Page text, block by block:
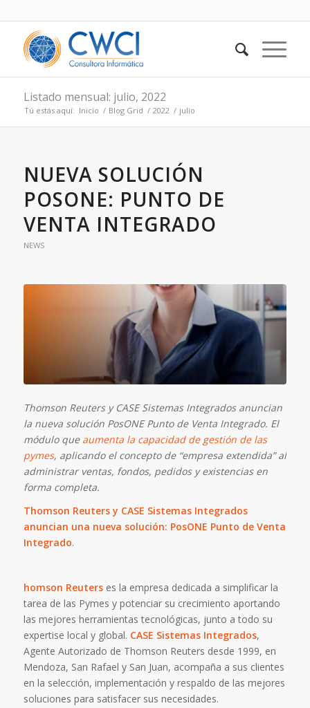
Listado mensual: julio, 2022
Tú estás aquí: Inicio / Blog Grid / 2022 / julio
NUEVA SOLUCIÓN
POSONE: PUNTO DE
VENTA INTEGRADO
NEWS
Thomson Reuters y CASE Sistemas Integrados anuncian
la nueva solución PosONE Punto de Venta Integrado. El
módulo que aumenta la capacidad de gestión de las
pymes, aplicando el concepto de “empresa extendida” al
administrar ventas, fondos, pedidos y existencias en
forma completa.
Thomson Reuters y CASE Sistemas Integrados
anuncian una nueva solución: PosONE Punto de Venta
Integrado.
homson Reuters es la empresa dedicada a simplificar la
tarea de las Pymes y potenciar su crecimiento aportando
las mejores herramientas tecnológicas, junto a todo su
expertise local y global. CASE Sistemas Integrados,
Agente Autorizado de Thomson Reuters desde 1999, en
Mendoza, San Rafael y San Juan, acompaña a sus clientes
en la selección, implementación y respaldo de las mejores
soluciones para satisfacer sus necesidades.